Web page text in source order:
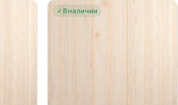
✓ В наличии